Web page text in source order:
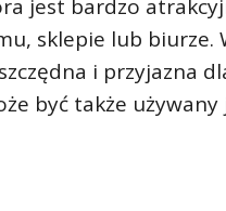
jest bardzo
sklepie lub biurze.
i przyjazna
być także używany